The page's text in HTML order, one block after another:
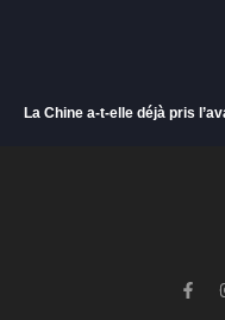
La Chine a-t-elle déjà pris